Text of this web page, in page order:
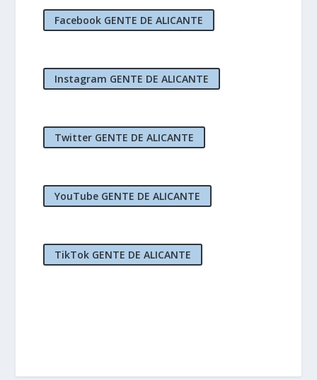
Facebook GENTE DE ALICANTE
Instagram GENTE DE ALICANTE
Twitter GENTE DE ALICANTE
YouTube GENTE DE ALICANTE
TikTok GENTE DE ALICANTE